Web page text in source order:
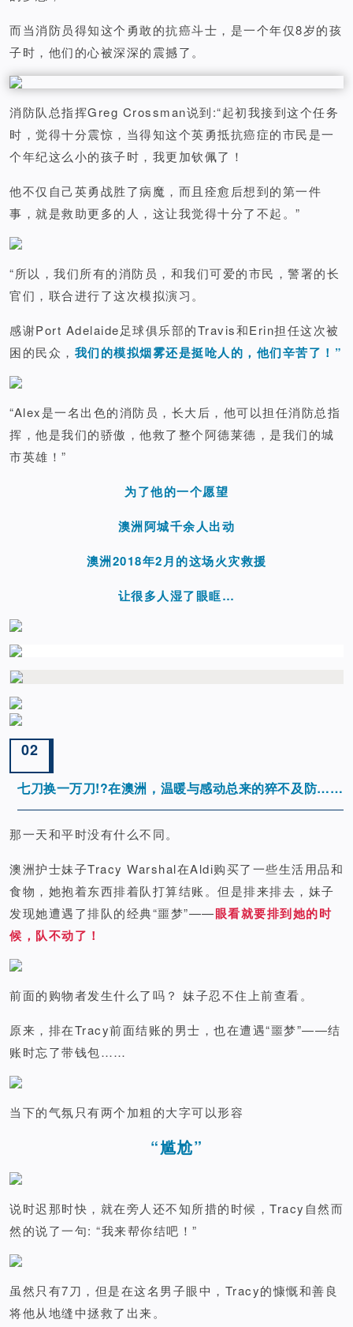
而当消防员得知这个勇敢的抗癌斗士，是一个年仅8岁的孩
子时，他们的心被深深的震撼了。
消防队总指挥Greg Crossman说到:“起初我接到这个任务
时，觉得十分震惊，当得知这个英勇抵抗癌症的市民是一
个年纪这么小的孩子时，我更加钦佩了！
他不仅自己英勇战胜了病魔，而且痊愈后想到的第一件
事，就是救助更多的人，这让我觉得十分了不起。”
“所以，我们所有的消防员，和我们可爱的市民，警署的长
官们，联合进行了这次模拟演习。
感谢Port Adelaide足球俱乐部的Travis和Erin担任这次被
困的民众， 我们的模拟烟雾还是挺呛人的，他们辛苦了！”
“Alex是一名出色的消防员，长大后，他可以担任消防总指
挥，他是我们的骄傲，他救了整个阿德莱德，是我们的城
市英雄！”
为了他的一个愿望
澳洲阿城千余人出动
澳洲2018年2月的这场火灾救援
让很多人湿了眼眶…
02
七刀换一万刀!?在澳洲，温暖与感动总来的猝不及防……
那一天和平时没有什么不同。
澳洲护士妹子Tracy Warshal在Aldi购买了一些生活用品和
食物，她抱着东西排着队打算结账。但是排来排去，妹子
发现她遭遇了排队的经典“噩梦”——眼看就要排到她的时
候，队不动了！
前面的购物者发生什么了吗？ 妹子忍不住上前查看。
原来，排在Tracy前面结账的男士，也在遭遇“噩梦”——结
账时忘了带钱包……
当下的气氛只有两个加粗的大字可以形容
“尴尬”
说时迟那时快，就在旁人还不知所措的时候，Tracy自然而
然的说了一句: “我来帮你结吧！”
虽然只有7刀，但是在这名男子眼中，Tracy的慷慨和善良
将他从地缝中拯救了出来。